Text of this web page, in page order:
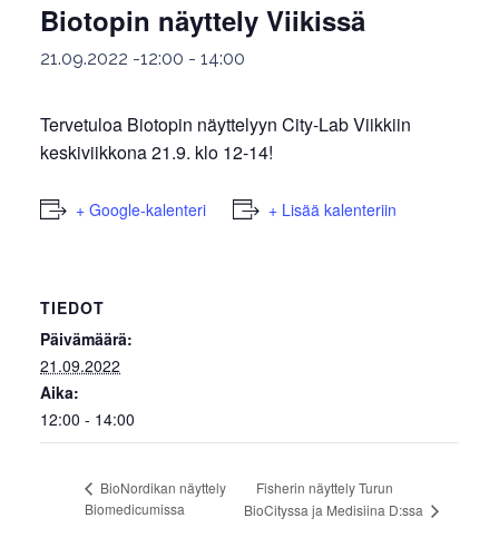
Biotopin näyttely Viikissä
21.09.2022 -12:00 - 14:00
Tervetuloa Biotopin näyttelyyn City-Lab Viikkiin
keskiviikkona 21.9. klo 12-14!
+ Google-kalenteri + Lisää kalenteriin
TIEDOT
Päivämäärä:
21.09.2022
Aika:
12:00 - 14:00
BioNordikan näyttely
Biomedicumissa
Fisherin näyttely Turun
BioCityssa ja Medisiina D:ssa